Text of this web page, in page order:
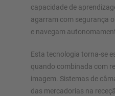
capacidade de
agarram com segurança
e navegam
Esta tecnologia torna-se
quando combinada com
imagem. Sistemas de
das mercadorias na